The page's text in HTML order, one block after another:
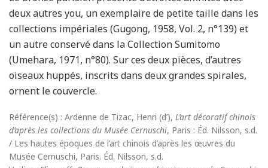
deux autres you, un exemplaire de petite taille dans les
collections impériales (Gugong, 1958, Vol. 2, n°139) et
un autre conservé dans la Collection Sumitomo
(Umehara, 1971, n°80). Sur ces deux pièces, d’autres
oiseaux huppés, inscrits dans deux grandes spirales,
ornent le couvercle.
Référence(s) : Ardenne de Tizac, Henri (d’), L’art décoratif chinois
d’après les collections du Musée Cernuschi, Paris : Éd. Nilsson, s.d.
/ Les hautes époques de l’art chinois d’après les œuvres du
Musée Cernuschi, Paris. Éd. Nilsson, s.d.